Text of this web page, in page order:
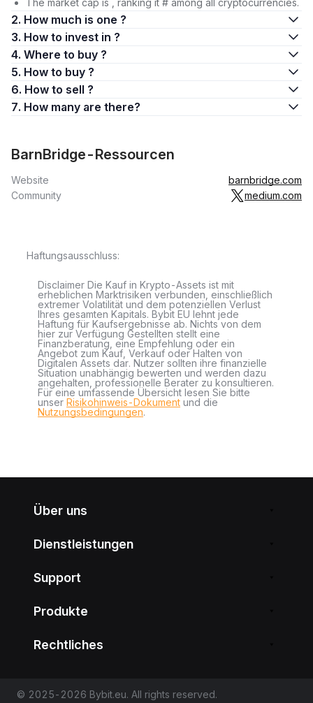
The market cap is , ranking it # among all cryptocurrencies.
2. How much is one ?
3. How to invest in ?
4. Where to buy ?
5. How to buy ?
6. How to sell ?
7. How many are there?
BarnBridge-Ressourcen
Website
barnbridge.com
Community
medium.com
Haftungsausschluss:
Disclaimer Die Kauf in Krypto-Assets ist mit
erheblichen Marktrisiken verbunden, einschließlich
extremer Volatilität und dem potenziellen Verlust
Ihres gesamten Kapitals. Bybit EU lehnt jede
Haftung für Kaufsergebnisse ab. Nichts von dem
hier zur Verfügung Gestellten stellt eine
Finanzberatung, eine Empfehlung oder ein
Angebot zum Kauf, Verkauf oder Halten von
Digitalen Assets dar. Nutzer sollten ihre finanzielle
Situation unabhängig bewerten und werden dazu
angehalten, professionelle Berater zu konsultieren.
Für eine umfassende Übersicht lesen Sie bitte
unser Risikohinweis-Dokument und die
Nutzungsbedingungen.
Über uns
Dienstleistungen
Support
Produkte
Rechtliches
© 2025-2026 Bybit.eu. All rights reserved.